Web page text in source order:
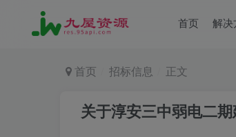
首页 解决
首页 招标信息 正文
关于淳安三中弱电二